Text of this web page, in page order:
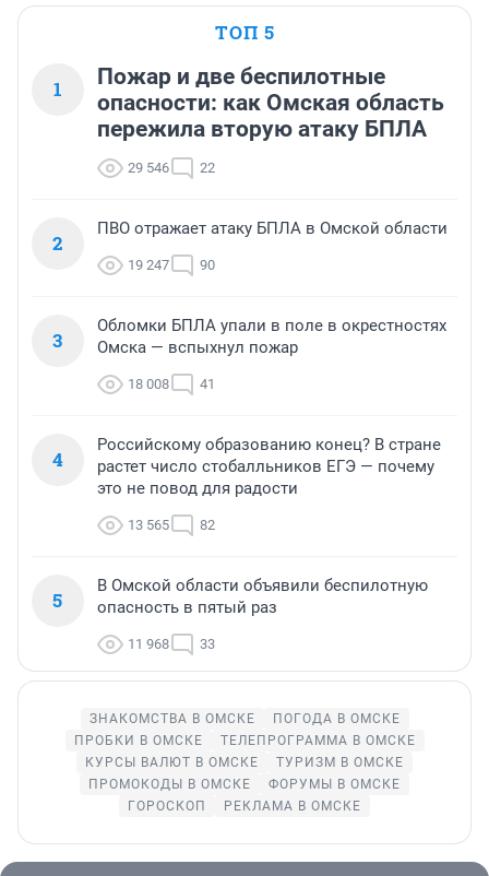
ТОП 5
1
Пожар и две беспилотные
опасности: как Омская область
пережила вторую атаку БПЛА
29 546 22
2
ПВО отражает атаку БПЛА в Омской области
19 247 90
3
Обломки БПЛА упали в поле в окрестностях
Омска — вспыхнул пожар
18 008 41
4
Российскому образованию конец? В стране
растет число стобалльников ЕГЭ — почему
это не повод для радости
13 565 82
5
В Омской области объявили беспилотную
опасность в пятый раз
11 968 33
ЗНАКОМСТВА В ОМСКЕ
ПОГОДА В ОМСКЕ
ПРОБКИ В ОМСКЕ
ТЕЛЕПРОГРАММА В ОМСКЕ
КУРСЫ ВАЛЮТ В ОМСКЕ
ТУРИЗМ В ОМСКЕ
ПРОМОКОДЫ В ОМСКЕ
ФОРУМЫ В ОМСКЕ
ГОРОСКОП
РЕКЛАМА В ОМСКЕ